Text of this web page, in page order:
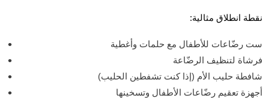
نقطة انطلاق مثالية:
ست رضّاعات للأطفال مع حلمات وأغطية
فرشاة لتنظيف الرضّاعة
شافطة حليب الأم (إذا كنت تشفطين الحليب)
أجهزة تعقيم رضّاعات الأطفال وتسخينها